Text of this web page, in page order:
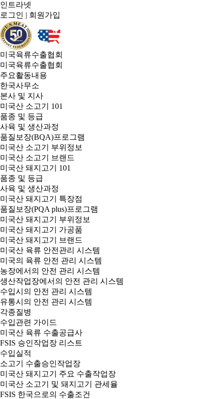
인트라넷
로그인 | 회원가입
미국육류수출협회
미국육류수출협회
주요활동내용
한국사무소
본사 및 지사
미국산 소고기 101
품종 및 등급
사육 및 생산과정
품질보장(BQA)프로그램
미국산 소고기 부위정보
미국산 소고기 브랜드
미국산 돼지고기 101
품종 및 등급
사육 및 생산과정
미국산 돼지고기 특장점
품질보장(PQA plus)프로그램
미국산 돼지고기 부위정보
미국산 돼지고기 가공품
미국산 돼지고기 브랜드
미국산 육류 안전관리 시스템
미국의 육류 안전 관리 시스템
농장에서의 안전 관리 시스템
생산작업장에서의 안전 관리 시스템
수입시의 안전 관리 시스템
유통시의 안전 관리 시스템
각종질병
수입관련 가이드
미국산 육류 수출공급사
FSIS 승인작업장 리스트
수입실적
소고기 수출승인작업장
미국산 돼지고기 주요 수출작업장
미국산 소고기 및 돼지고기 관세율
FSIS 한국으로의 수출조건